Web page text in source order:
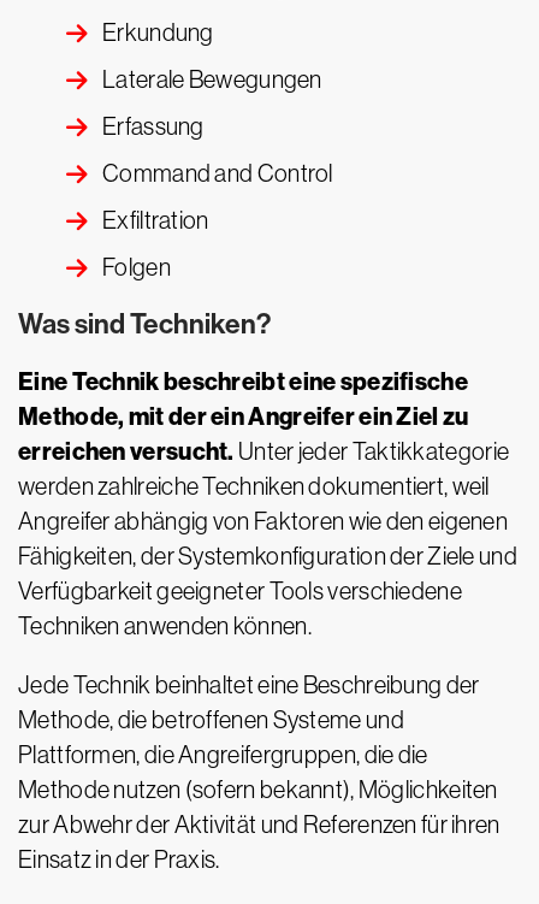
Erkundung
Laterale Bewegungen
Erfassung
Command and Control
Exfiltration
Folgen
Was sind Techniken?
Eine Technik beschreibt eine spezifische
Methode, mit der ein Angreifer ein Ziel zu
erreichen versucht. Unter jeder Taktikkategorie
werden zahlreiche Techniken dokumentiert, weil
Angreifer abhängig von Faktoren wie den eigenen
Fähigkeiten, der Systemkonfiguration der Ziele und
Verfügbarkeit geeigneter Tools verschiedene
Techniken anwenden können.
Jede Technik beinhaltet eine Beschreibung der
Methode, die betroffenen Systeme und
Plattformen, die Angreifergruppen, die die
Methode nutzen (sofern bekannt), Möglichkeiten
zur Abwehr der Aktivität und Referenzen für ihren
Einsatz in der Praxis.